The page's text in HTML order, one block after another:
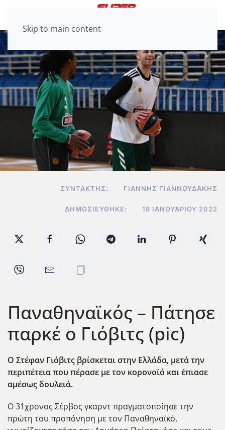
Skip to main content
ΣΥΝΤΆΚΤΗΣ: ΓΙΆΝΝΗΣ ΓΙΑΝΝΟΥΔΆΚΗΣ
ΔΗΜΟΣΙΕΎΘΗΚΕ: 18 ΙΑΝΟΥΑΡΊΟΥ 2022
Παναθηναϊκός – Πάτησε
παρκέ ο Γιόβιτς (pic)
Ο Στέφαν Γιόβιτς βρίσκεται στην Ελλάδα, μετά την
περιπέτεια που πέρασε με τον κορονοϊό και έπιασε
αμέσως δουλειά.
Ο 31χρονος Σέρβος γκαρντ πραγματοποίησε την
πρώτη του προπόνηση με τον Παναθηναϊκό,